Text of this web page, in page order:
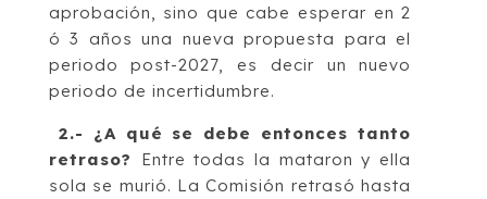
aprobación, sino que cabe esperar en 2
ó 3 años una nueva propuesta para el
periodo post-2027, es decir un nuevo
periodo de incertidumbre.
2.- ¿A qué se debe entonces tanto
retraso? Entre todas la mataron y ella
sola se murió. La Comisión retrasó hasta